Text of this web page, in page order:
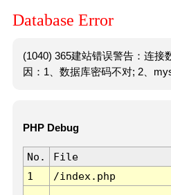
Database Error
(1040) 365建站错误警告：连接
因：1、数据库密码不对; 2、
PHP Debug
No. File
1
/index.php